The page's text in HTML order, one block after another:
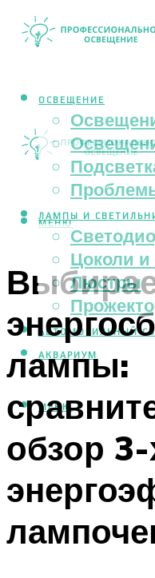
ОСВЕЩЕНИЕ
ЛАМПЫ И
Цоколи
Люстры
АВТОМОБИЛЬНЫЙ
АКВАРИУМ
МЕНЮ
МЕНЮ
лампы:
обзор